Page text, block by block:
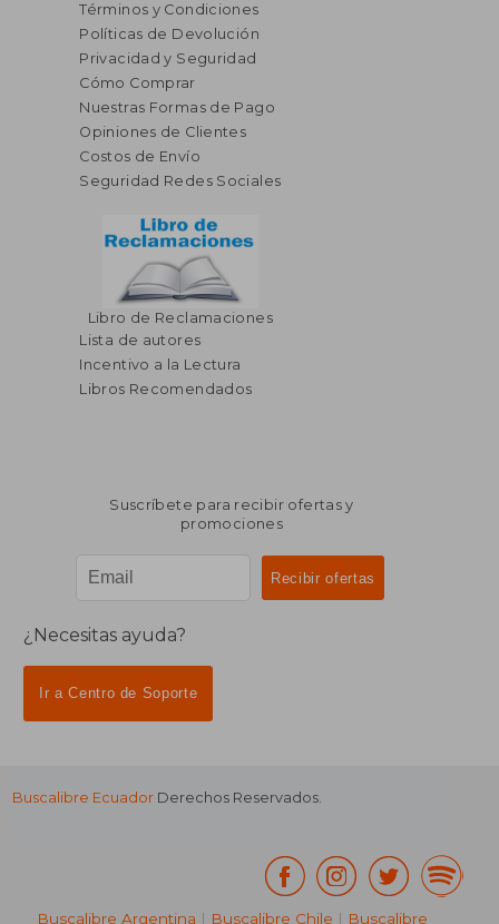
Términos y Condiciones
Políticas de Devolución
Privacidad y Seguridad
Cómo Comprar
Nuestras Formas de Pago
Opiniones de Clientes
Costos de Envío
Seguridad Redes Sociales
Libro de Reclamaciones
Lista de autores
Incentivo a la Lectura
Libros Recomendados
Suscríbete para recibir ofertas y
promociones
¿Necesitas ayuda?
Ir a Centro de Soporte
Buscalibre Ecuador Derechos Reservados.
Buscalibre Argentina | Buscalibre Chile | Buscalibre